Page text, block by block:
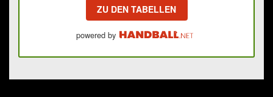
ZU DEN TABELLEN
powered by